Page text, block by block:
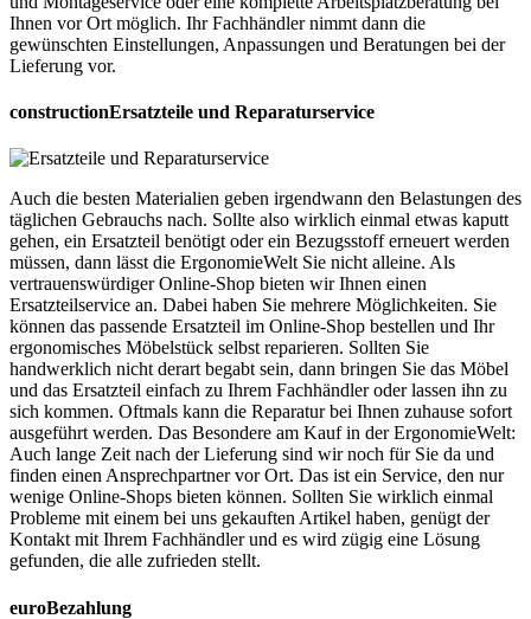
Ihnen vor Ort möglich. Ihr Fachhändler nimmt dann die
gewünschten Einstellungen, Anpassungen und Beratungen bei der
Lieferung vor.
constructionErsatzteile und Reparaturservice
Auch die besten Materialien geben irgendwann den Belastungen des
täglichen Gebrauchs nach. Sollte also wirklich einmal etwas kaputt
gehen, ein Ersatzteil benötigt oder ein Bezugsstoff erneuert werden
müssen, dann lässt die ErgonomieWelt Sie nicht alleine. Als
vertrauenswürdiger Online-Shop bieten wir Ihnen einen
Ersatzteilservice an. Dabei haben Sie mehrere Möglichkeiten. Sie
können das passende Ersatzteil im Online-Shop bestellen und Ihr
ergonomisches Möbelstück selbst reparieren. Sollten Sie
handwerklich nicht derart begabt sein, dann bringen Sie das Möbel
und das Ersatzteil einfach zu Ihrem Fachhändler oder lassen ihn zu
sich kommen. Oftmals kann die Reparatur bei Ihnen zuhause sofort
ausgeführt werden. Das Besondere am Kauf in der ErgonomieWelt:
Auch lange Zeit nach der Lieferung sind wir noch für Sie da und
finden einen Ansprechpartner vor Ort. Das ist ein Service, den nur
wenige Online-Shops bieten können. Sollten Sie wirklich einmal
Probleme mit einem bei uns gekauften Artikel haben, genügt der
Kontakt mit Ihrem Fachhändler und es wird zügig eine Lösung
gefunden, die alle zufrieden stellt.
euroBezahlung